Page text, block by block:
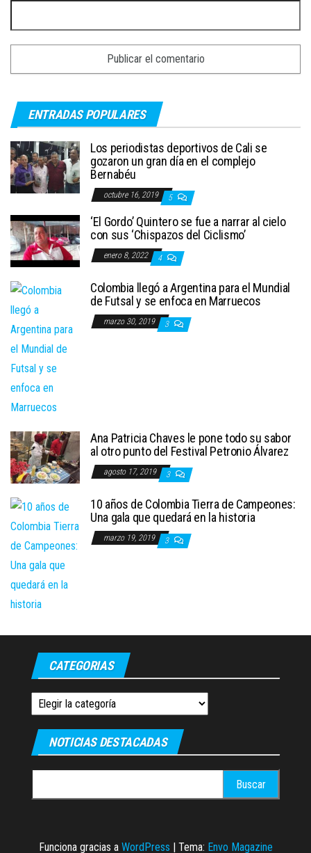
ENTRADAS POPULARES
Los periodistas deportivos de Cali se
gozaron un gran día en el complejo
Bernabéu
octubre 16, 2019 5
‘El Gordo’ Quintero se fue a narrar al cielo
con sus ‘Chispazos del Ciclismo’
enero 8, 2022 4
Colombia llegó a Argentina para el Mundial
de Futsal y se enfoca en Marruecos
marzo 30, 2019 3
Ana Patricia Chaves le pone todo su sabor
al otro punto del Festival Petronio Álvarez
agosto 17, 2019 3
10 años de Colombia Tierra de Campeones:
Una gala que quedará en la historia
marzo 19, 2019 3
CATEGORIAS
Categorias
NOTICIAS DESTACADAS
Funciona gracias a WordPress | Tema: Envo Magazine